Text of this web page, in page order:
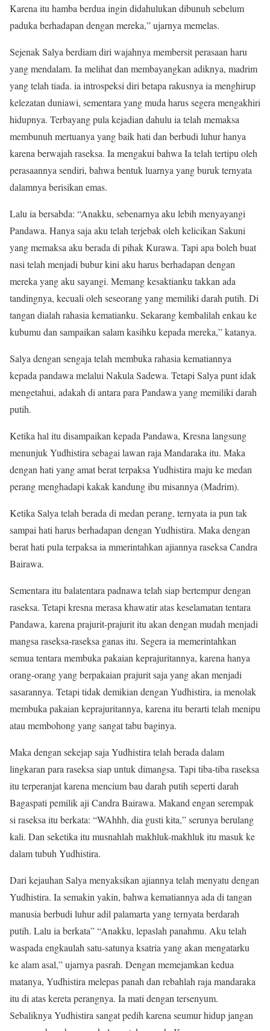
Karena itu hamba berdua ingin didahulukan dibunuh sebelum
paduka berhadapan dengan mereka,” ujarnya memelas.
Sejenak Salya berdiam diri wajahnya membersit perasaan haru
yang mendalam. Ia melihat dan membayangkan adiknya, madrim
yang telah tiada. ia introspeksi diri betapa rakusnya ia menghirup
kelezatan duniawi, sementara yang muda harus segera mengakhiri
hidupnya. Terbayang pula kejadian dahulu ia telah memaksa
membunuh mertuanya yang baik hati dan berbudi luhur hanya
karena berwajah raseksa. Ia mengakui bahwa Ia telah tertipu oleh
perasaannya sendiri, bahwa bentuk luarnya yang buruk ternyata
dalamnya berisikan emas.
Lalu ia bersabda: “Anakku, sebenarnya aku lebih menyayangi
Pandawa. Hanya saja aku telah terjebak oleh kelicikan Sakuni
yang memaksa aku berada di pihak Kurawa. Tapi apa boleh buat
nasi telah menjadi bubur kini aku harus berhadapan dengan
mereka yang aku sayangi. Memang kesaktianku takkan ada
tandingnya, kecuali oleh seseorang yang memiliki darah putih. Di
tangan dialah rahasia kematianku. Sekarang kembalilah enkau ke
kubumu dan sampaikan salam kasihku kepada mereka,” katanya.
Salya dengan sengaja telah membuka rahasia kematiannya
kepada pandawa melalui Nakula Sadewa. Tetapi Salya punt idak
mengetahui, adakah di antara para Pandawa yang memiliki darah
putih.
Ketika hal itu disampaikan kepada Pandawa, Kresna langsung
menunjuk Yudhistira sebagai lawan raja Mandaraka itu. Maka
dengan hati yang amat berat terpaksa Yudhistira maju ke medan
perang menghadapi kakak kandung ibu misannya (Madrim).
Ketika Salya telah berada di medan perang, ternyata ia pun tak
sampai hati harus berhadapan dengan Yudhistira. Maka dengan
berat hati pula terpaksa ia mmerintahkan ajiannya raseksa Candra
Bairawa.
Sementara itu balatentara padnawa telah siap bertempur dengan
raseksa. Tetapi kresna merasa khawatir atas keselamatan tentara
Pandawa, karena prajurit-prajurit itu akan dengan mudah menjadi
mangsa raseksa-raseksa ganas itu. Segera ia memerintahkan
semua tentara membuka pakaian keprajuritannya, karena hanya
orang-orang yang berpakaian prajurit saja yang akan menjadi
sasarannya. Tetapi tidak demikian dengan Yudhistira, ia menolak
membuka pakaian keprajuritannya, karena itu berarti telah menipu
atau membohong yang sangat tabu baginya.
Maka dengan sekejap saja Yudhistira telah berada dalam
lingkaran para raseksa siap untuk dimangsa. Tapi tiba-tiba raseksa
itu terperanjat karena mencium bau darah putih seperti darah
Bagaspati pemilik aji Candra Bairawa. Makand engan serempak
si raseksa itu berkata: “WAhhh, dia gusti kita,” serunya berulang
kali. Dan seketika itu musnahlah makhluk-makhluk itu masuk ke
dalam tubuh Yudhistira.
Dari kejauhan Salya menyaksikan ajiannya telah menyatu dengan
Yudhistira. Ia semakin yakin, bahwa kematiannya ada di tangan
manusia berbudi luhur adil palamarta yang ternyata berdarah
putih. Lalu ia berkata” “Anakku, lepaslah panahmu. Aku telah
waspada engkaulah satu-satunya ksatria yang akan mengatarku
ke alam asal,” ujarnya pasrah. Dengan memejamkan kedua
matanya, Yudhistira melepas panah dan rebahlah raja mandaraka
itu di atas kereta perangnya. Ia mati dengan tersenyum.
Sebaliknya Yudhistira sangat pedih karena seumur hidup jangan